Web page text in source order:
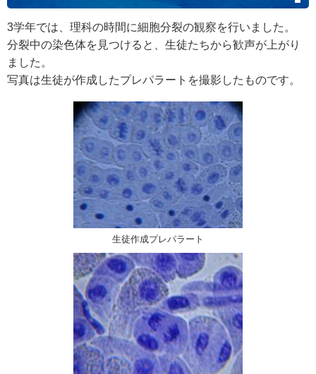
3学年では、理科の時間に細胞分裂の観察を行いました。
分裂中の染色体を見つけると、生徒たちから歓声が上がり
ました。
写真は生徒が作成したプレパラートを撮影したものです。
生徒作成プレパラート